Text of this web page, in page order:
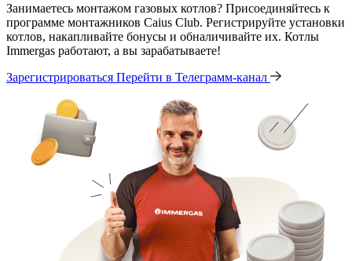
Занимаетесь монтажом газовых котлов? Присоединяйтесь к
программе монтажников Caius Club. Регистрируйте установки
котлов, накапливайте бонусы и обналичивайте их. Котлы
Immergas работают, а вы зарабатываете!
Зарегистрироваться Перейти в Телеграмм-канал